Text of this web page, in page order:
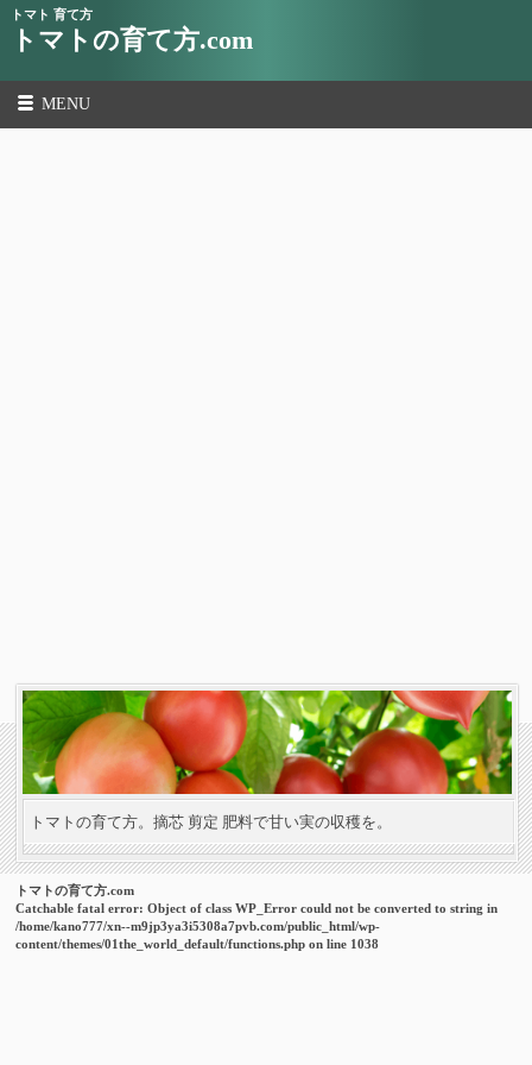
トマト 育て方
トマトの育て方.com
MENU
トマトの育て方。摘芯 剪定 肥料で甘い実の収穫を。
トマトの育て方.com
Catchable fatal error: Object of class WP_Error could not be converted to string in
/home/kano777/xn--m9jp3ya3i5308a7pvb.com/public_html/wp-
content/themes/01the_world_default/functions.php on line 1038